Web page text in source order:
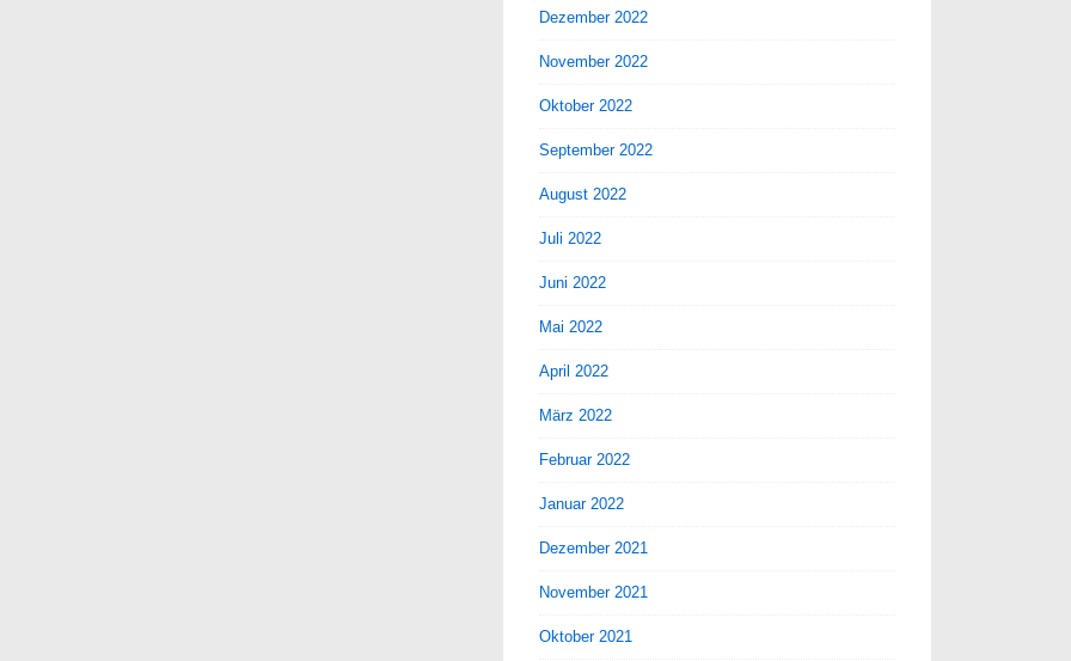
Dezember 2022
November 2022
Oktober 2022
September 2022
August 2022
Juli 2022
Juni 2022
Mai 2022
April 2022
März 2022
Februar 2022
Januar 2022
Dezember 2021
November 2021
Oktober 2021